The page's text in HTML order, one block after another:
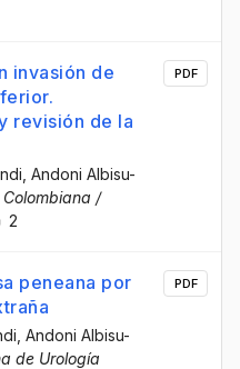
invasión de
revisión de la
, Andoni Albisu-
/
2
PDF
peneana por
, Andoni Albisu-
de Urología
PDF